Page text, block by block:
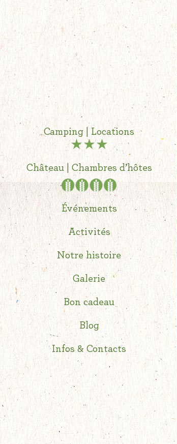
Camping | Locations
Château | Chambres d’hôtes
Événements
Activités
Notre histoire
Galerie
Bon cadeau
Blog
Infos & Contacts